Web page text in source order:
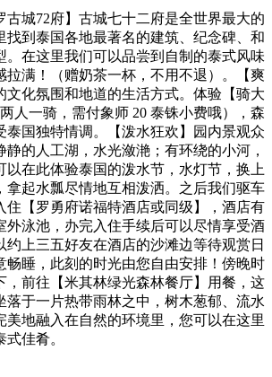
古城72府】古城七十二府是全世界最大的
找到泰国各地最著名的建筑、纪念碑、和
。在这里我们可以品尝到自制的泰式风味
拉满！（赠奶茶一杯，不用不退）。【爽
文化氛围和地道的生活方式。体验【骑大
人一骑，需付象师 20 泰铢小费哦），森
泰国独特情调。【泼水狂欢】园内景观众
静的人工湖，水光潋滟；有环绕的小河，
以在此体验泰国的泼水节，水灯节，换上
拿起水瓢尽情地互相泼洒。之后我们驱车
住【罗勇府诺福特酒店或同级】，酒店有
外泳池，办完入住手续后可以尽情享受酒
约上三五好友在酒店的沙滩边等待观赏日
畅睡，此刻的时光由您自由安排！傍晚时
，前往【米其林绿光森林餐厅】用餐，这
落于一片热带雨林之中，树木葱郁、流水
美地融入在自然的环境里，您可以在这里
佳肴。